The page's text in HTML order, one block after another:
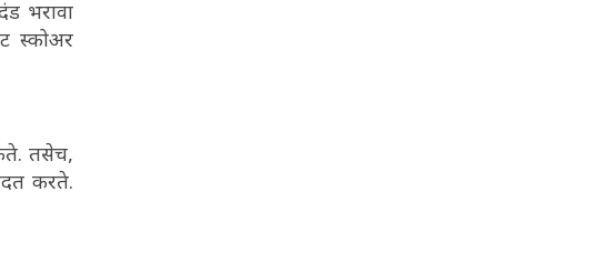
भरावा
स्कोअर
तसेच,
करते.